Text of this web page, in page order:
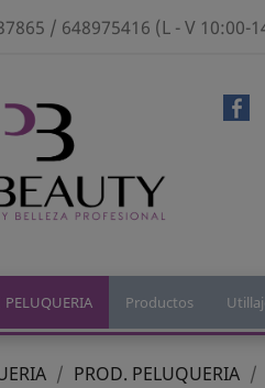
/ 648975416 (L - V 10:00-
PELUQUERIA Productos
PROD. PELUQUERIA